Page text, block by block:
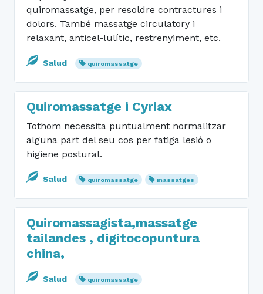
quiromassatge, per resoldre contractures i
dolors. També massatge circulatory i
relaxant, anticel-lulític, restrenyiment, etc.
Salud quiromassatge
Quiromassatge i Cyriax
Tothom necessita puntualment normalitzar
alguna part del seu cos per fatiga lesió o
higiene postural.
Salud quiromassatge massatges
Quiromassagista,massatge
tailandes , digitocopuntura
china,
Salud quiromassatge